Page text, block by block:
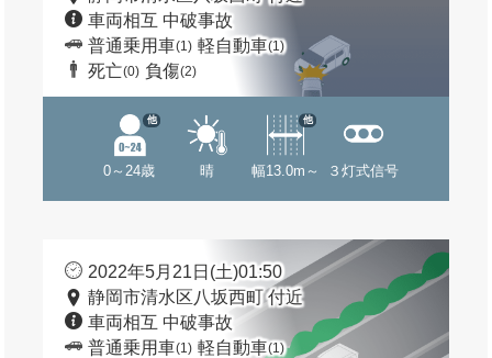
車両相互 中破事故
普通乗用車(1) 軽自動車(1)
死亡(0) 負傷(2)
0～24歳
他
晴 幅13.0m～
他
３灯式信号
2022年5月21日(土)01:50
静岡市清水区八坂西町 付近
車両相互 中破事故
普通乗用車(1) 軽自動車(1)